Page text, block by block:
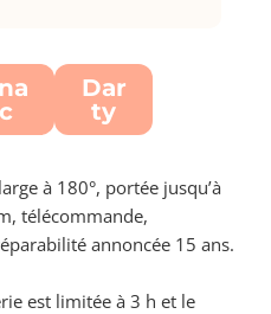
c
Dar
ty
à 180°, portée jusqu’à
télécommande,
annoncée 15 ans.
est limitée à 3 h et le